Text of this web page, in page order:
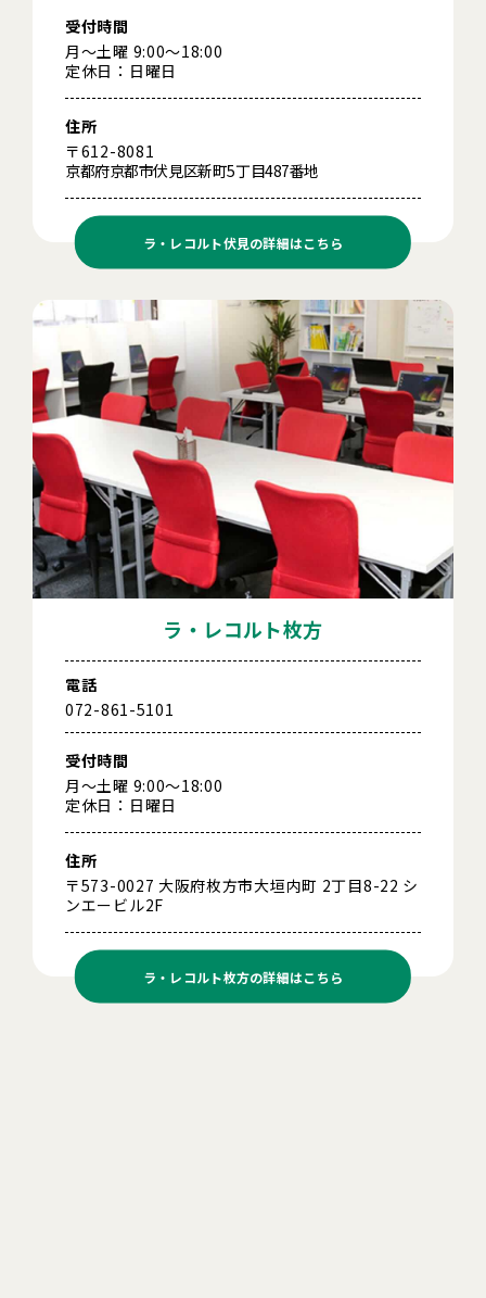
受付時間
月～土曜 9:00～18:00
定休日：日曜日
住所
〒612-8081
京都府京都市伏見区新町5丁目487番地
ラ・レコルト伏見の詳細はこちら
ラ・レコルト枚方
電話
072-861-5101
受付時間
月～土曜 9:00～18:00
定休日：日曜日
住所
〒573-0027 大阪府枚方市大垣内町 2丁目8-22 シ
ンエービル2F
ラ・レコルト枚方の詳細はこちら